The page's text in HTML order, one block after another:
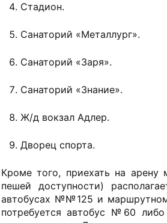
Стадион.
Санаторий «Металлург».
Санаторий «Заря».
Санаторий «Знание».
Ж/д вокзал Адлер.
Дворец спорта.
Кроме того, приехать на
пешей доступности)
автобусах №№125 и
потребуется автобус №60